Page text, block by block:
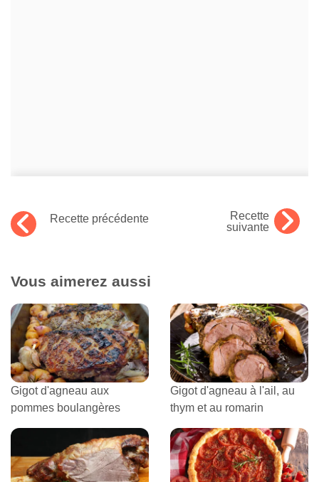
Recette précédente
Recette
suivante
Vous aimerez aussi
Gigot d'agneau aux
pommes boulangères
Gigot d'agneau à l'ail, au
thym et au romarin